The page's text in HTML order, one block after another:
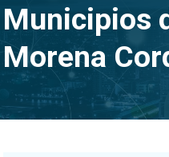
Municipios
Morena